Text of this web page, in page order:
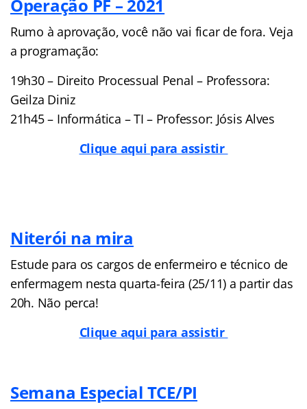
Operação PF – 2021
Rumo à aprovação, você não vai ficar de fora. Veja
a programação:
19h30 – Direito Processual Penal – Professora:
Geilza Diniz
21h45 – Informática – TI – Professor: Jósis Alves
Clique aqui para assistir
Niterói na mira
Estude para os cargos de enfermeiro e técnico de
enfermagem nesta quarta-feira (25/11) a partir das
20h. Não perca!
Clique aqui para assistir
Semana Especial TCE/PI